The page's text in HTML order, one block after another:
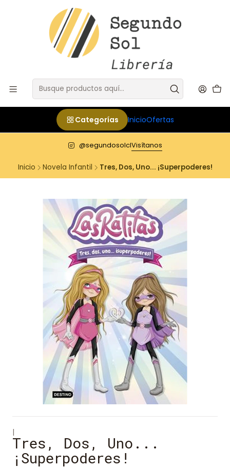
Categorías InicioOfertas
@segundosolclVisítanos
Inicio Novela Infantil Tres, Dos, Uno... ¡Superpoderes!
|
Tres, Dos, Uno...
¡Superpoderes!